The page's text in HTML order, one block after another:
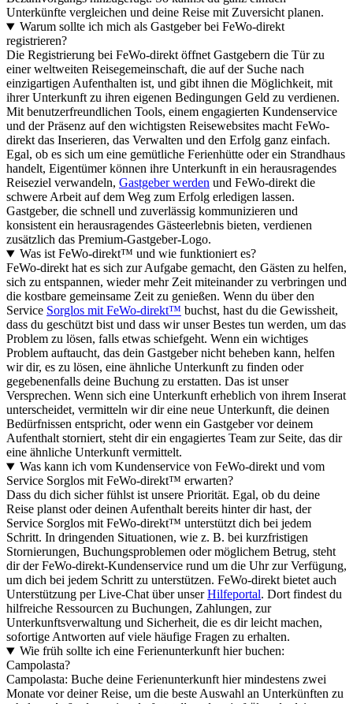
Unterkünfte vergleichen und deine Reise mit Zuversicht planen.
Warum sollte ich mich als Gastgeber bei FeWo-direkt
registrieren?
Die Registrierung bei FeWo-direkt öffnet Gastgebern die Tür zu
einer weltweiten Reisegemeinschaft, die auf der Suche nach
einzigartigen Aufenthalten ist, und gibt ihnen die Möglichkeit, mit
ihrer Unterkunft zu ihren eigenen Bedingungen Geld zu verdienen.
Mit benutzerfreundlichen Tools, einem engagierten Kundenservice
und der Präsenz auf den wichtigsten Reisewebsites macht FeWo-
direkt das Inserieren, das Verwalten und den Erfolg ganz einfach.
Egal, ob es sich um eine gemütliche Ferienhütte oder ein Strandhaus
handelt, Eigentümer können ihre Unterkunft in ein herausragendes
Reiseziel verwandeln, Gastgeber werden und FeWo-direkt die
schwere Arbeit auf dem Weg zum Erfolg erledigen lassen.
Gastgeber, die schnell und zuverlässig kommunizieren und
konsistent ein herausragendes Gästeerlebnis bieten, verdienen
zusätzlich das Premium-Gastgeber-Logo.
Was ist FeWo-direkt™ und wie funktioniert es?
FeWo-direkt hat es sich zur Aufgabe gemacht, den Gästen zu helfen,
sich zu entspannen, wieder mehr Zeit miteinander zu verbringen und
die kostbare gemeinsame Zeit zu genießen. Wenn du über den
Service Sorglos mit FeWo-direkt™ buchst, hast du die Gewissheit,
dass du geschützt bist und dass wir unser Bestes tun werden, um das
Problem zu lösen, falls etwas schiefgeht. Wenn ein wichtiges
Problem auftaucht, das dein Gastgeber nicht beheben kann, helfen
wir dir, es zu lösen, eine ähnliche Unterkunft zu finden oder
gegebenenfalls deine Buchung zu erstatten. Das ist unser
Versprechen. Wenn sich eine Unterkunft erheblich von ihrem Inserat
unterscheidet, vermitteln wir dir eine neue Unterkunft, die deinen
Bedürfnissen entspricht, oder wenn ein Gastgeber vor deinem
Aufenthalt storniert, steht dir ein engagiertes Team zur Seite, das dir
eine ähnliche Unterkunft vermittelt.
Was kann ich vom Kundenservice von FeWo-direkt und vom
Service Sorglos mit FeWo-direkt™ erwarten?
Dass du dich sicher fühlst ist unsere Priorität. Egal, ob du deine
Reise planst oder deinen Aufenthalt bereits hinter dir hast, der
Service Sorglos mit FeWo-direkt™ unterstützt dich bei jedem
Schritt. In dringenden Situationen, wie z. B. bei kurzfristigen
Stornierungen, Buchungsproblemen oder möglichem Betrug, steht
dir der FeWo-direkt-Kundenservice rund um die Uhr zur Verfügung,
um dich bei jedem Schritt zu unterstützen. FeWo-direkt bietet auch
Unterstützung per Live-Chat über unserHilfeportal. Dort findest du
hilfreiche Ressourcen zu Buchungen, Zahlungen, zur
Unterkunftsverwaltung und Sicherheit, die es dir leicht machen,
sofortige Antworten auf viele häufige Fragen zu erhalten.
Wie früh sollte ich eine Ferienunterkunft hier buchen:
Campolasta?
Campolasta: Buche deine Ferienunterkunft hier mindestens zwei
Monate vor deiner Reise, um die beste Auswahl an Unterkünften zu